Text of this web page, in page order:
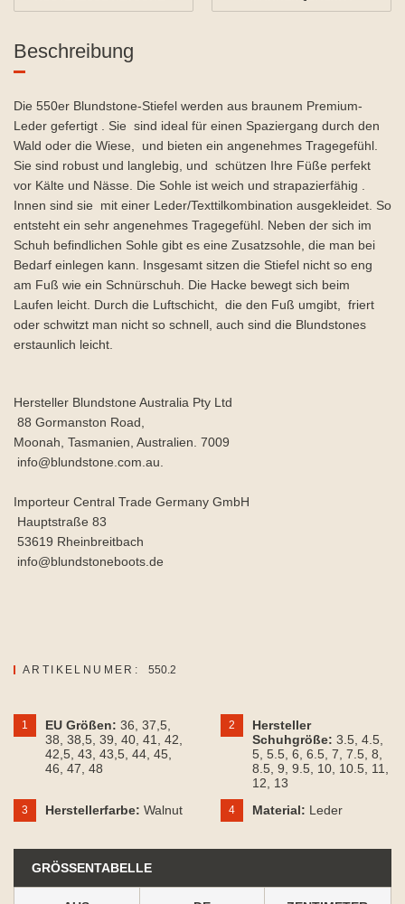
Beschreibung
Die 550er Blundstone-Stiefel werden aus braunem Premium-
Leder gefertigt . Sie sind ideal für einen Spaziergang durch den
Wald oder die Wiese, und bieten ein angenehmes Tragegefühl.
Sie sind robust und langlebig, und schützen Ihre Füße perfekt
vor Kälte und Nässe. Die Sohle ist weich und strapazierfähig .
Innen sind sie mit einer Leder/Texttilkombination ausgekleidet. So
entsteht ein sehr angenehmes Tragegefühl. Neben der sich im
Schuh befindlichen Sohle gibt es eine Zusatzsohle, die man bei
Bedarf einlegen kann. Insgesamt sitzen die Stiefel nicht so eng
am Fuß wie ein Schnürschuh. Die Hacke bewegt sich beim
Laufen leicht. Durch die Luftschicht, die den Fuß umgibt, friert
oder schwitzt man nicht so schnell, auch sind die Blundstones
erstaunlich leicht.
Hersteller Blundstone Australia Pty Ltd
88 Gormanston Road,
Moonah, Tasmanien, Australien. 7009
info@blundstone.com.au.
Importeur Central Trade Germany GmbH
Hauptstraße 83
53619 Rheinbreitbach
info@blundstoneboots.de
ARTIKELNUMER: 550.2
1 EU Größen: 36 , 37,5
38 , 38,5 , 39 , 40 , 41 , 42
42,5 , 43 , 43,5 , 44 , 45
46 , 47 , 48
2
Hersteller
Schuhgröße: 3.5 , 4.5
5 , 5.5 , 6 , 6.5 , 7 , 7.5 , 8
8.5 , 9 , 9.5 , 10 , 10.5 , 11
12 , 13
3 Herstellerfarbe: Walnut 4 Material: Leder
GRÖSSENTABELLE